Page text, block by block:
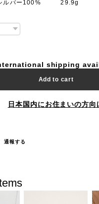
シルバー100% 29.9g
shipping
Add to cart
日本国内にお住まいの方向
通報する